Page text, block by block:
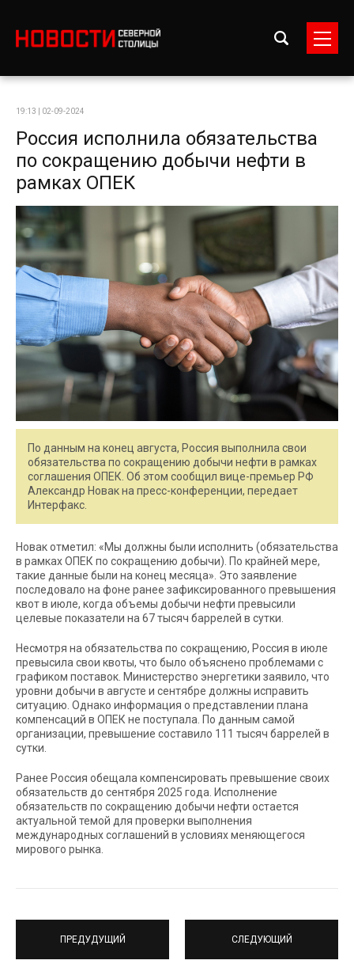
19:13 | 02-09-2024
Россия исполнила обязательства
по сокращению добычи нефти в
рамках ОПЕК
По данным на конец августа, Россия выполнила свои
обязательства по сокращению добычи нефти в рамках
соглашения ОПЕК. Об этом сообщил вице-премьер РФ
Александр Новак на пресс-конференции, передает
Интерфакс.
Новак отметил: «Мы должны были исполнить (обязательства
в рамках ОПЕК по сокращению добычи). По крайней мере,
такие данные были на конец месяца». Это заявление
последовало на фоне ранее зафиксированного превышения
квот в июле, когда объемы добычи нефти превысили
целевые показатели на 67 тысяч баррелей в сутки.
Несмотря на обязательства по сокращению, Россия в июле
превысила свои квоты, что было объяснено проблемами с
графиком поставок. Министерство энергетики заявило, что
уровни добычи в августе и сентябре должны исправить
ситуацию. Однако информация о представлении плана
компенсаций в ОПЕК не поступала. По данным самой
организации, превышение составило 111 тысяч баррелей в
сутки.
Ранее Россия обещала компенсировать превышение своих
обязательств до сентября 2025 года. Исполнение
обязательств по сокращению добычи нефти остается
актуальной темой для проверки выполнения
международных соглашений в условиях меняющегося
мирового рынка.
ПРЕДУДУЩИЙ СЛЕДУЮЩИЙ